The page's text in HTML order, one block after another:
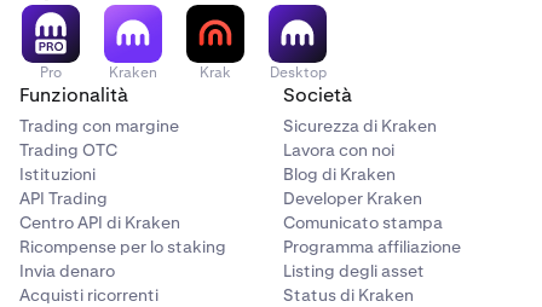
finito.
Per eliminare i dettagli di uno dei tuoi conti bancari
salvati:
1
Vai alla pagina iniziale del tuo account e clicca sul
pulsante
2 Scegli lavaluta di prelievoapplicabile.
3 Seleziona il dal menu a discesa.
Descrizione.
Una volta lì, potrai modificare i dettagli
del conto bancario.
6 Al termine, fai clic sul pulsanteSalva conto bancario
Per eliminare i dettagli di un conto bancario salvato:
1 Vai alla pagina Portfolio del tuo account.
Seleziona il pulsante Preleva e scegli lavaluta di
prelievoapplicabile.
Pro Kraken Krak Desktop
Funzionalità
Trading con margine
Trading OTC
Istituzioni
API Trading
Centro API di Kraken
Ricompense per lo staking
Invia denaro
Acquisti ricorrenti
Società
Sicurezza di Kraken
Lavora con noi
Blog di Kraken
Developer Kraken
Comunicato stampa
Programma affiliazione
Listing degli asset
Status di Kraken